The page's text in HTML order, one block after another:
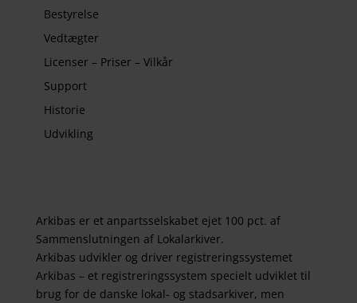
Bestyrelse
Vedtægter
Licenser – Priser – Vilkår
Support
Historie
Udvikling
Arkibas er et anpartsselskabet ejet 100 pct. af
Sammenslutningen af Lokalarkiver.
Arkibas udvikler og driver registreringssystemet
Arkibas – et registreringssystem specielt udviklet til
brug for de danske lokal- og stadsarkiver, men